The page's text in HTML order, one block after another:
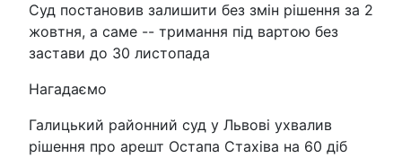
Суд постановив залишити без змін рішення за 2
жовтня, а саме -- тримання під вартою без
застави до 30 листопада
Нагадаємо
Галицький районний суд у Львові ухвалив
рішення про арешт Остапа Стахіва на 60 діб